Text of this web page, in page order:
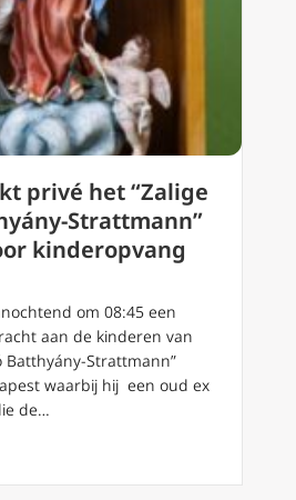
privé het “Zalige
Strattmann”
kinderopvang
om 08:45 een
aan de kinderen van
Batthyány-Strattmann”
waarbij hij een oud ex
de…
Paus bezoekt privé het “Zalige